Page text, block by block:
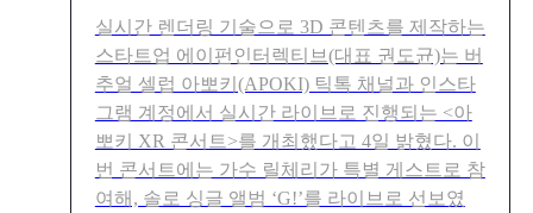
실시간 렌더링 기술으로 3D 콘텐츠를 제작하는
스타트업 에이펀인터렉티브(대표 권도균)는 버
추얼 셀럽 아뽀키(APOKI) 틱톡 채널과 인스타
그램 계정에서 실시간 라이브로 진행되는 <아
뽀키 XR 콘서트>를 개최했다고 4일 밝혔다. 이
번 콘서트에는 가수 릴체리가 특별 게스트로 참
여해, 솔로 싱글 앨범 ‘G!’를 라이브로 선보였